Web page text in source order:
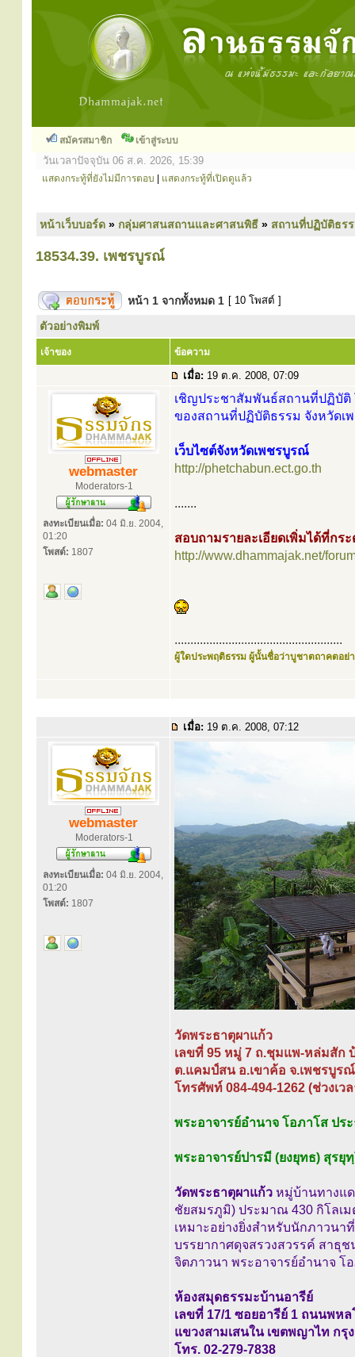
สมัครสมาชิก เข้าสู่ระบบ
วันเวลาปัจจุบัน 06 ส.ค. 2026, 15:39
แสดงกระทู้ที่ยังไม่มีการตอบ แสดงกระทู้ที่เปิดดูแล้ว
หน้าเว็บบอร์ด » กลุ่มศาสนสถานและศาสนพิธี » สถานที่ปฏิบัติธร
18534.39. เพชรบูรณ์
หน้า 1 จากทั้งหมด 1 [ 10 โพสต์ ]
ตัวอย่างพิมพ์
เจ้าของ ข้อความ
เมื่อ: 19 ต.ค. 2008, 07:09
webmaster
Moderators-1
ลงทะเบียนเมื่อ: 04 มิ.ย. 2004,
01:20
โพสต์: 1807
เชิญประชาสัมพันธ์สถานที่ปฏิบัติ
ของสถานที่ปฏิบัติธรรม จังหวัดเ
เว็บไซต์จังหวัดเพชรบูรณ์
http://phetchabun.ect.go.th
.......
สอบถามรายละเอียดเพิ่มได้ที่กร
http://www.dhammajak.net/
.....................................................
ผู้ใดประพฤติธรรม ผู้นั้นชื่อว่าบูชาตถาคตอย่า
เมื่อ: 19 ต.ค. 2008, 07:12
webmaster
Moderators-1
ลงทะเบียนเมื่อ: 04 มิ.ย. 2004,
01:20
โพสต์: 1807
วัดพระธาตุผาแก้ว
เลขที่ 95 หมู่ 7 ถ.ชุมแพ-หล่มสัก
ต.แคมป์สน อ.เขาค้อ จ.เพชรบูร
โทรศัพท์ 084-494-1262 (ช่วงเว
พระอาจารย์อำนาจ โอภาโส ปร
พระอาจารย์ปารมี (ยงยุทธ) สุรยุทฺ
วัดพระธาตุผาแก้ว หมู่บ้านทางแด
ชัยสมรภูมิ) ประมาณ 430 กิโลเ
เหมาะอย่างยิ่งสำหรับนักภาวนา
บรรยากาศดุจสรวงสวรรค์ สาธุ
จิตภาวนา พระอาจารย์อำนาจ
ห้องสมุดธรรมะบ้านอารีย์
เลขที่ 17/1 ซอยอารีย์ 1 ถนนพห
แขวงสามเสนใน เขตพญาไท กรุ
โทร. 02-279-7838